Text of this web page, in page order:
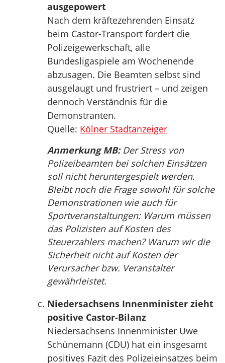
ausgepowert
Nach dem kräftezehrenden Einsatz
beim Castor-Transport fordert die
Polizeigewerkschaft, alle
Bundesligaspiele am Wochenende
abzusagen. Die Beamten selbst sind
ausgelaugt und frustriert – und zeigen
dennoch Verständnis für die
Demonstranten.
Quelle: Kölner Stadtanzeiger
Anmerkung MB:Der Stress von
Polizeibeamten bei solchen Einsätzen
soll nicht heruntergespielt werden.
Bleibt noch die Frage sowohl für solche
Demonstrationen wie auch für
Sportveranstaltungen: Warum müssen
das Polizisten auf Kosten des
Steuerzahlers machen? Warum wir die
Sicherheit nicht auf Kosten der
Verursacher bzw. Veranstalter
gewährleistet.
Niedersachsens Innenminister zieht
positive Castor-Bilanz
Niedersachsens Innenminister Uwe
Schünemann (CDU) hat ein insgesamt
positives Fazit des Polizeieinsatzes beim